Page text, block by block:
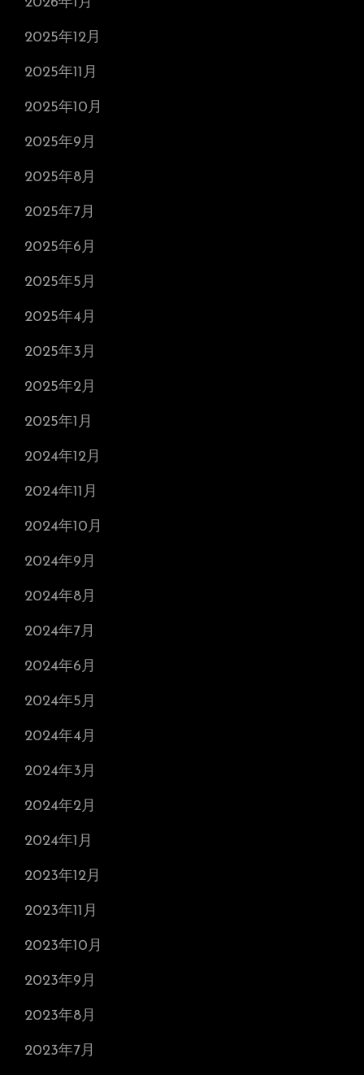
2026年1月
2025年12月
2025年11月
2025年10月
2025年9月
2025年8月
2025年7月
2025年6月
2025年5月
2025年4月
2025年3月
2025年2月
2025年1月
2024年12月
2024年11月
2024年10月
2024年9月
2024年8月
2024年7月
2024年6月
2024年5月
2024年4月
2024年3月
2024年2月
2024年1月
2023年12月
2023年11月
2023年10月
2023年9月
2023年8月
2023年7月